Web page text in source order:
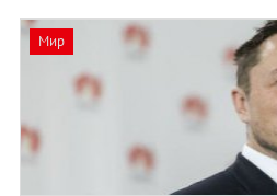
Мир